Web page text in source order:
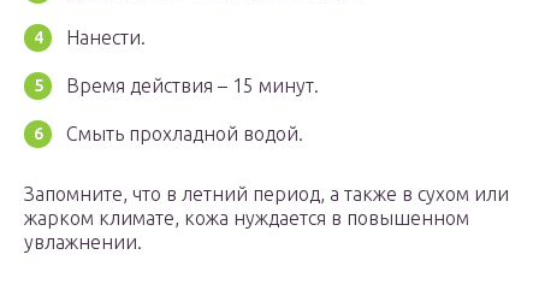
Нанести.
Время действия – 15 минут.
Смыть прохладной водой.
Запомните, что в летний период, а также в сухом или
жарком климате, кожа нуждается в повышенном
увлажнении.